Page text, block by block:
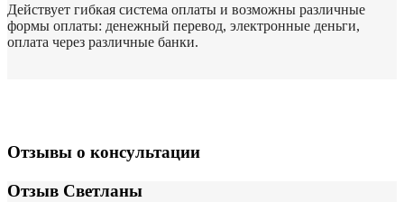
Действует гибкая система оплаты и возможны различные
формы оплаты: денежный перевод, электронные деньги,
оплата через различные банки.
Отзывы о консультации
Отзыв Светланы